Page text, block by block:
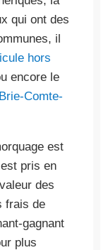
qui ont des
il
hors
encore le
Comte-
est
pris en
des
frais de
gagnant
plus